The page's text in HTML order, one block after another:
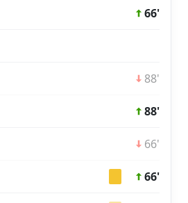
66'
88'
88'
66'
66'